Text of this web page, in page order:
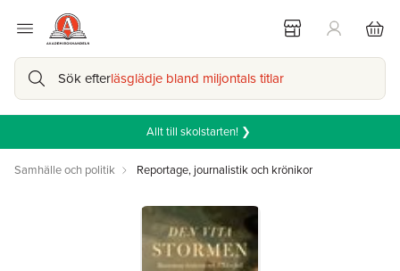
Sök efterläsglädje bland miljontals titlar
Allt till skolstarten! ❯
Samhälle och politik Reportage, journalistik och krönikor